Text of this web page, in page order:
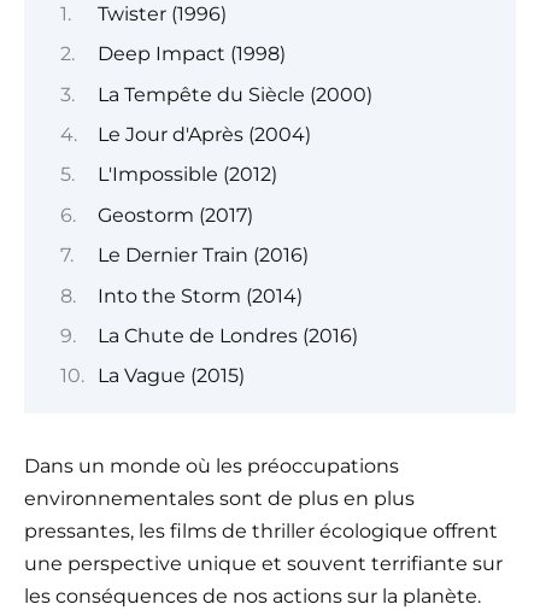
Twister (1996)
Deep Impact (1998)
La Tempête du Siècle (2000)
Le Jour d'Après (2004)
L'Impossible (2012)
Geostorm (2017)
Le Dernier Train (2016)
Into the Storm (2014)
La Chute de Londres (2016)
La Vague (2015)
Dans un monde où les préoccupations
environnementales sont de plus en plus
pressantes, les films de thriller écologique offrent
une perspective unique et souvent terrifiante sur
les conséquences de nos actions sur la planète.